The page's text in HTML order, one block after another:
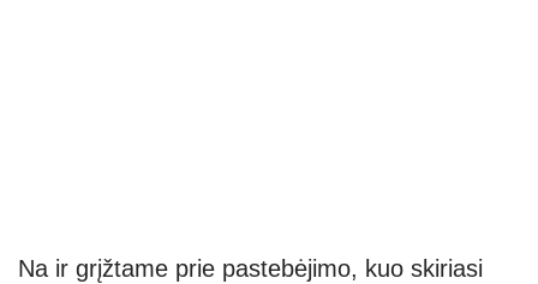
Na ir grįžtame prie pastebėjimo, kuo skiriasi